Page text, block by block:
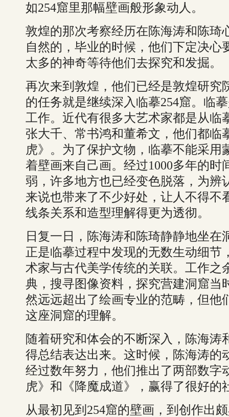
如254窟里那幅壁画般形象动人。
敦煌的那次考察经历在陈海涛和陈琦
自然的，毕业的时候，他们下定决心
太多的神奇等待他们去探究和发掘。
再次来到敦煌，他们已经是敦煌研究
的任务就是继续深入临摹254窟。临
工作。近代有很多大艺术家都是从临
张大千、常书鸿和董希文，他们都临
虎》。为了保护文物，临摹不能采用
着壁画来自己画。经过1000多年的时
弱，许多地方也已经变色脱落，为辨
来说也带来了不少好处，让人不得不
线条关系和造型理解得更为透彻。
日复一日，陈海涛和陈琦静静地坐在
正是临摹过程中发现的无数生动细节
术家与古代美学传统的关联。工作之
典，搜寻图像资料，探究营建洞窟当
然远远超出了绘画专业的范畴，但他
这座洞窟的理解。
随着研究和体会的不断深入，陈海涛
得总结表达出来。这时候，陈海涛的
经过数年努力，他们推出了两部数字
虎》和《降魔成道》，赢得了很好的
从最初见到254窟的壁画，到创作出